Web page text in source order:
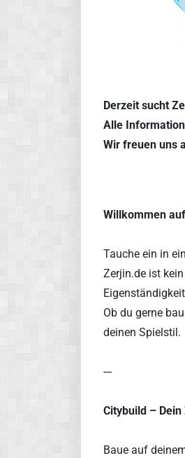
Derzeit sucht
Alle
Wir freuen uns
Willkommen
Tauche ein in
Zerjin.de ist
Ob du gerne
deinen Spielstil.
---
Citybuild –
Baue auf